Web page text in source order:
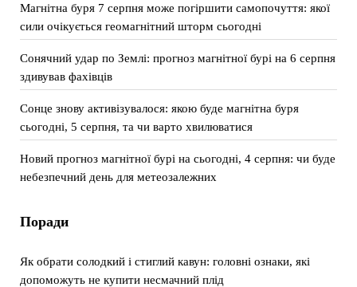
Магнітна буря 7 серпня може погіршити самопочуття: якої
сили очікується геомагнітний шторм сьогодні
Сонячний удар по Землі: прогноз магнітної бурі на 6 серпня
здивував фахівців
Сонце знову активізувалося: якою буде магнітна буря
сьогодні, 5 серпня, та чи варто хвилюватися
Новий прогноз магнітної бурі на сьогодні, 4 серпня: чи буде
небезпечний день для метеозалежних
Поради
Як обрати солодкий і стиглий кавун: головні ознаки, які
допоможуть не купити несмачний плід